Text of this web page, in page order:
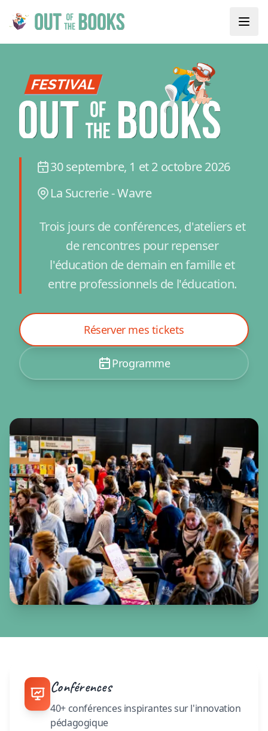
30 septembre, 1 et 2 octobre 2026
La Sucrerie - Wavre
Trois jours de conférences, d'ateliers et
de rencontres pour repenser
l'éducation de demain en famille et
entre professionnels de l'éducation.
Réserver mes tickets
Programme
Conférences
40+ conférences inspirantes sur l'innovation
pédagogique